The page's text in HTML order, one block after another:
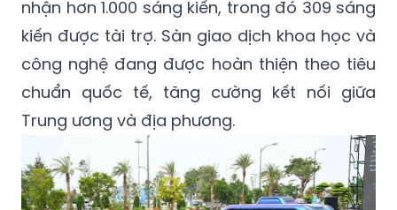
nhận hơn 1.000 sáng kiến, trong đó 309 sáng
kiến được tài trợ. Sàn giao dịch khoa học và
công nghệ đang được hoàn thiện theo tiêu
chuẩn quốc tế, tăng cường kết nối giữa
Trung ương và địa phương.